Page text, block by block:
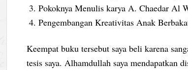
Pokoknya Menulis karya A. Chaedar Al
Pengembangan Kreativitas Anak
Keempat buku tersebut saya beli karena
tesis saya. Alhamdullah saya mendapatkan